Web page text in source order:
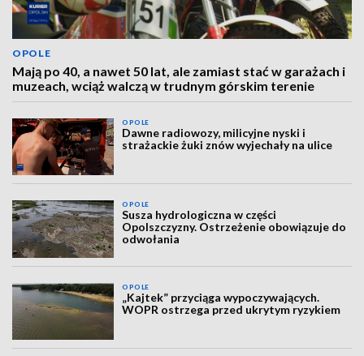
OPOLE
Mają po 40, a nawet 50 lat, ale zamiast stać w garażach i
muzeach, wciąż walczą w trudnym górskim terenie
OPOLE
Dawne radiowozy, milicyjne nyski i
strażackie żuki znów wyjechały na ulice
OPOLE
Susza hydrologiczna w części
Opolszczyzny. Ostrzeżenie obowiązuje do
odwołania
OPOLE
„Kajtek” przyciąga wypoczywających.
WOPR ostrzega przed ukrytym ryzykiem